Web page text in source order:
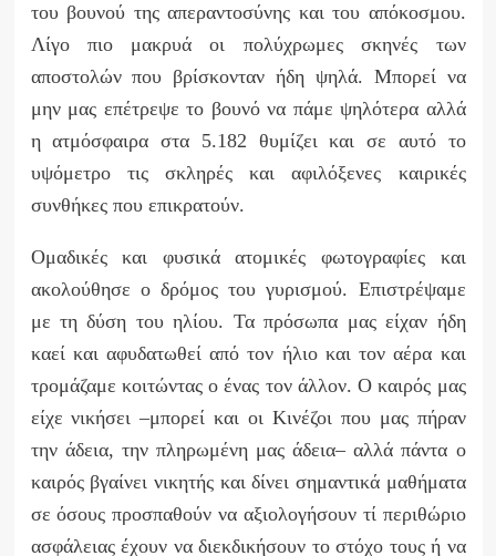
του βουνού της απεραντοσύνης και του απόκοσμου.
Λίγο πιο μακρυά οι πολύχρωμες σκηνές των
αποστολών που βρίσκονταν ήδη ψηλά. Μπορεί να
μην μας επέτρεψε το βουνό να πάμε ψηλότερα αλλά
η ατμόσφαιρα στα 5.182 θυμίζει και σε αυτό το
υψόμετρο τις σκληρές και αφιλόξενες καιρικές
συνθήκες που επικρατούν.
Ομαδικές και φυσικά ατομικές φωτογραφίες και
ακολούθησε ο δρόμος του γυρισμού. Επιστρέψαμε
με τη δύση του ηλίου. Τα πρόσωπα μας είχαν ήδη
καεί και αφυδατωθεί από τον ήλιο και τον αέρα και
τρομάζαμε κοιτώντας ο ένας τον άλλον. Ο καιρός μας
είχε νικήσει –μπορεί και οι Κινέζοι που μας πήραν
την άδεια, την πληρωμένη μας άδεια– αλλά πάντα ο
καιρός βγαίνει νικητής και δίνει σημαντικά μαθήματα
σε όσους προσπαθούν να αξιολογήσουν τί περιθώριο
ασφάλειας έχουν να διεκδικήσουν το στόχο τους ή να